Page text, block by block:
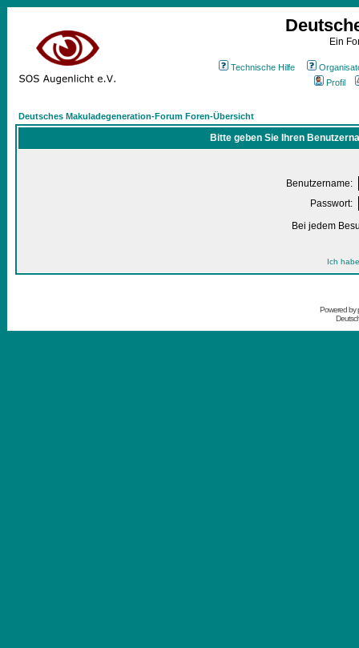
Ein
Technische Hilfe
Profil
Deutsches Makuladegeneration-Forum Foren-Übersicht
Bitte geben Sie Ihren
Benutzername:
Passwort:
Bei jedem
Ich
Powered by